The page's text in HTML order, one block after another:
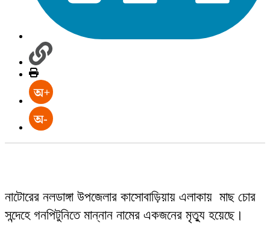
নাটোরের নলডাঙ্গা উপজেলার কাসোবাড়িয়ায় এলাকায় মাছ চোর
সন্দেহে গনপিটুনিতে মান্নান নামের একজনের মৃত্যু হয়েছে।